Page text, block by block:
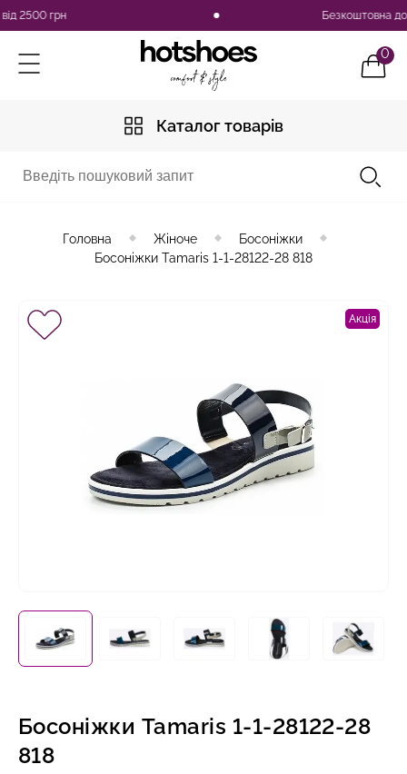
грн Безкоштовна
0
Каталог товарів
Головна Жіноче
Босоніжки
Босоніжки Tamaris 1-1-28122-28 818
Акція
Босоніжки Tamaris 1-1-28122-28
818